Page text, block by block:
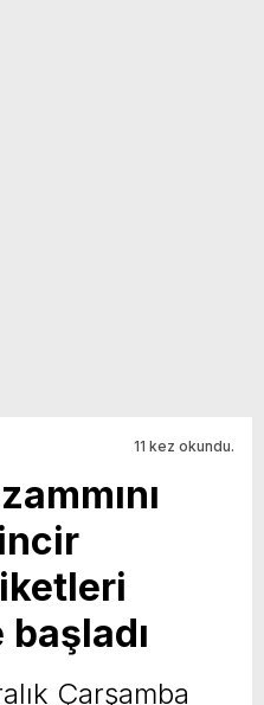
11 kez okundu.
Çarşamba